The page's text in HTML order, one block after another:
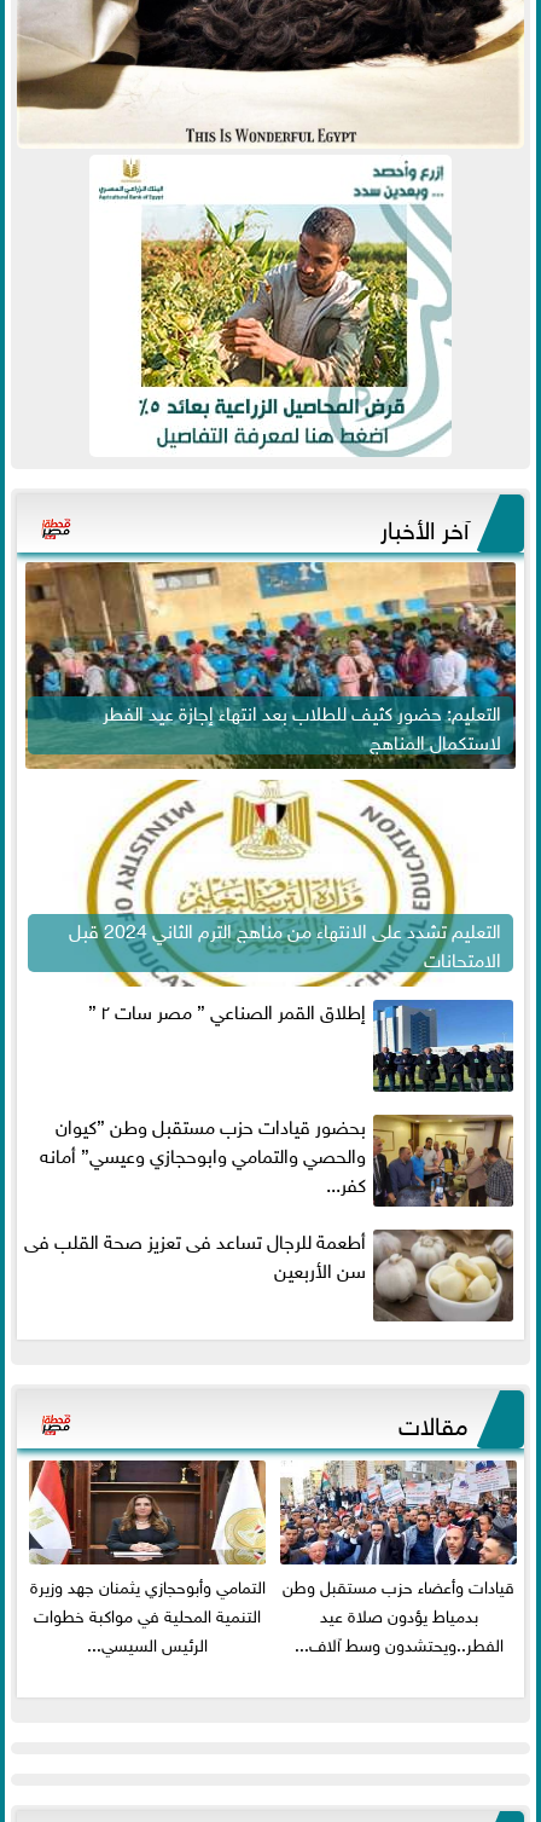
آخر الأخبار
التعليم: حضور كثيف للطلاب بعد انتهاء إجازة عيد الفطر
لاستكمال المناهج
التعليم تشدد على الانتهاء من مناهج الترم الثاني 2024 قبل
الامتحانات
إطلاق القمر الصناعي ” مصر سات ٢ ”
بحضور قيادات حزب مستقبل وطن ”كيوان
والحصي والتمامي وابوحجازي وعيسي” أمانه
كفر...
أطعمة للرجال تساعد فى تعزيز صحة القلب فى
سن الأربعين
مقالات
قيادات وأعضاء حزب مستقبل وطن
بدمياط يؤدون صلاة عيد
الفطر..ويحتشدون وسط آلاف...
التمامي وأبوحجازي يثمنان جهد وزيرة
التنمية المحلية في مواكبة خطوات
الرئيس السيسي...